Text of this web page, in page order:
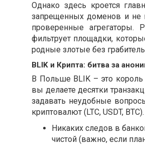
Однако здесь кроется
запрещенных доменов и не
проверенные агрегаторы.
фильтрует площадки,
родные злотые без
BLIK и Крипта: битва за
В Польше BLIK – это король
вы делаете десятки
задавать неудобные
криптовалют (LTC, USDT,
Никаких следов в
чистой (важно, если